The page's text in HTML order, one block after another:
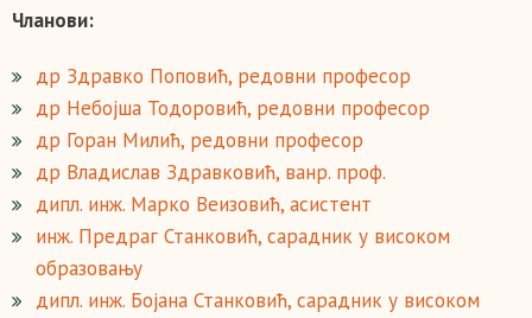
Чланови:
др Здравко Поповић, редовни професор
др Небојша Тодоровић, редовни професор
др Горан Милић, редовни професор
др Владислав Здравковић, ванр. проф.
дипл. инж. Марко Веизовић, асистент
инж. Предраг Станковић, сарадник у високом
образовању
дипл. инж. Бојана Станковић, сарадник у високом